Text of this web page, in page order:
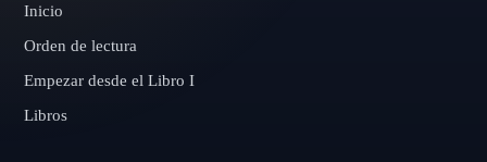
Inicio
Orden de lectura
Empezar desde el Libro I
Libros